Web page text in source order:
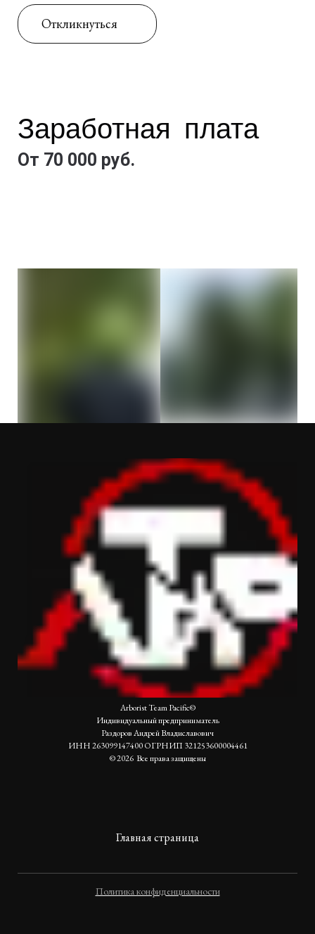
Откликнуться
Заработная плата
От 70 000 руб.
Arborist Team Pacific©
Индивидуальный предприниматель
Раздоров Андрей Владиславович
ИНН 263099147400 ОГРНИП 321253600004461
© 2026 Все права защищены
Главная страница
Политика конфиденциальности